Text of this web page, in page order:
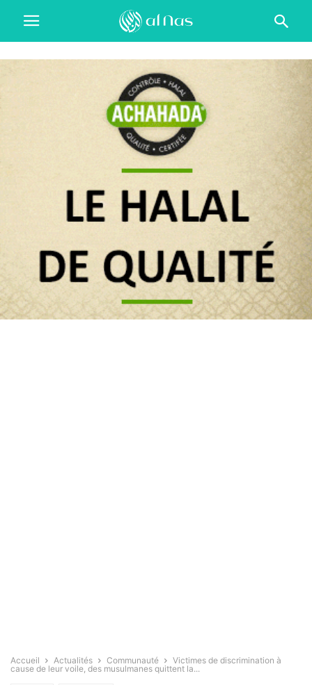
Accueil Actualités Communauté
Victimes de discrimination à
cause de leur voile, des musulmanes quittent la...